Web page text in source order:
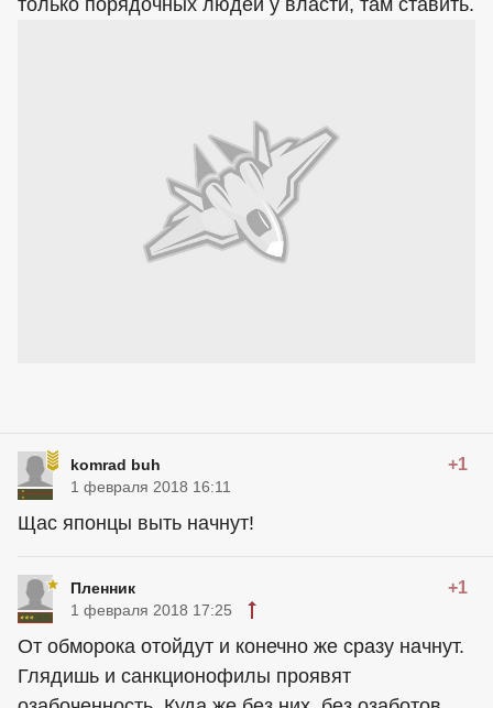
только порядочных людей у власти, там ставить.
komrad buh +1
1 февраля 2018 16:11
Щас японцы выть начнут!
Пленник +1
1 февраля 2018 17:25
От обморока отойдут и конечно же сразу начнут.
Глядишь и санкционофилы проявят